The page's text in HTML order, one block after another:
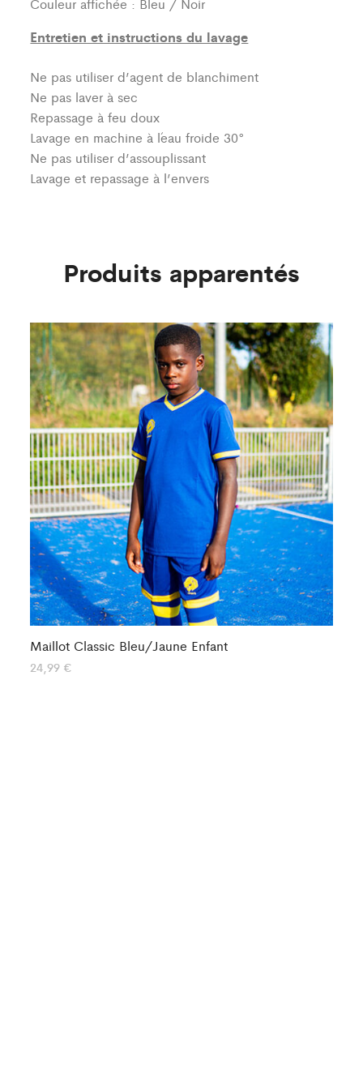
Couleur affichée : Bleu / Noir
Entretien et instructions du lavage
Ne pas utiliser d’agent de blanchiment
Ne pas laver à sec
Repassage à feu doux
Lavage en machine à l´eau froide 30°
Ne pas utiliser d’assouplissant
Lavage et repassage à l’envers
Produits apparentés
Maillot Classic Bleu/Jaune Enfant
24,99 €